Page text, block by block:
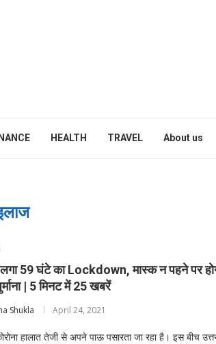
HEALTH TRAVEL About us
59 घंटे का Lockdown, मास्क न पहने पर
| 5 मिनट में 25 खबरें
Shukla April 24, 2021
हालात तेजी से अपने पाऊ पसारता जा रहा है। इस बीच